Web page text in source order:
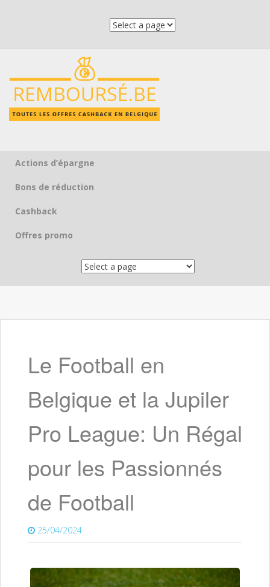
Skip to content
Actions d’épargne
Bons de réduction
Cashback
Offres promo
Le Football en
Belgique et la Jupiler
Pro League: Un Régal
pour les Passionnés
de Football
25/04/2024